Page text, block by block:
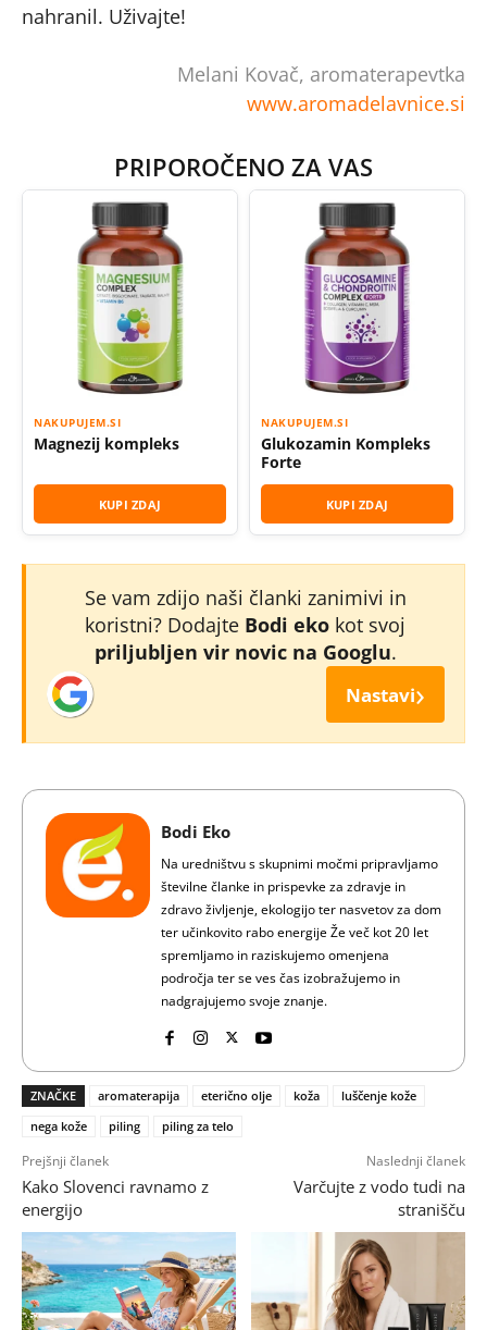
nahranil. Uživajte!
Melani Kovač, aromaterapevtka
www.aromadelavnice.si
PRIPOROČENO ZA VAS
NAKUPUJEM.SI
Magnezij kompleks
KUPI ZDAJ
NAKUPUJEM.SI
Glukozamin Kompleks
Forte
KUPI ZDAJ
Se vam zdijo naši članki zanimivi in
koristni? Dodajte Bodi eko kot svoj
priljubljen vir novic na Googlu.
Nastavi›
Bodi Eko
Na uredništvu s skupnimi močmi pripravljamo
številne članke in prispevke za zdravje in
zdravo življenje, ekologijo ter nasvetov za dom
ter učinkovito rabo energije Že več kot 20 let
spremljamo in raziskujemo omenjena
področja ter se ves čas izobražujemo in
nadgrajujemo svoje znanje.
ZNAČKE aromaterapija eterično olje koža
luščenje kože
nega kože
piling piling za telo
Prejšnji članek
Kako Slovenci ravnamo z
energijo
Naslednji članek
Varčujte z vodo tudi na
stranišču